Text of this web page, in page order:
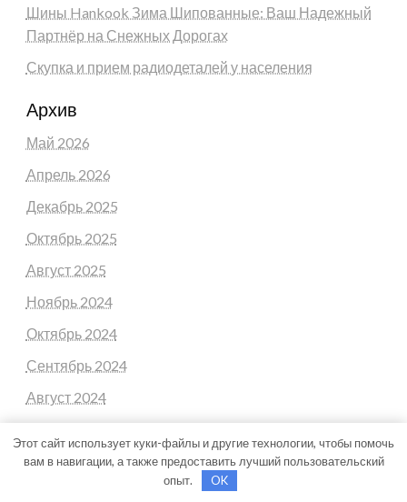
Шины Hankook Зима Шипованные: Ваш Надежный
Партнёр на Снежных Дорогах
Скупка и прием радиодеталей у населения
Архив
Май 2026
Апрель 2026
Декабрь 2025
Октябрь 2025
Август 2025
Ноябрь 2024
Октябрь 2024
Сентябрь 2024
Август 2024
Июль 2024
Июнь 2024
Этот сайт использует куки-файлы и другие технологии, чтобы помочь
вам в навигации, а также предоставить лучший пользовательский
опыт.
OK